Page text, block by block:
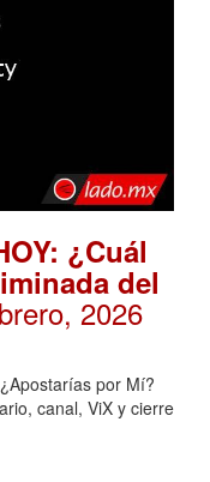
¿Cuál
del
2026
por Mí?
canal, ViX y cierre